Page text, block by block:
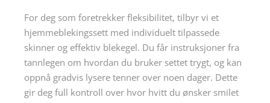
For deg som foretrekker fleksibilitet, tilbyr vi et
hjemmeblekingssett med individuelt tilpassede
skinner og effektiv blekegel. Du får instruksjoner fra
tannlegen om hvordan du bruker settet trygt, og kan
oppnå gradvis lysere tenner over noen dager. Dette
gir deg full kontroll over hvor hvitt du ønsker smilet